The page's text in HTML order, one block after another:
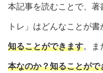
本記事を読むことで、
トレ」はどんなことが
知ることができます。ま
本なのか？知ることがで